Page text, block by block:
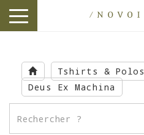
main
content
toggle
Tshirts & Polos
Deus Ex Machina